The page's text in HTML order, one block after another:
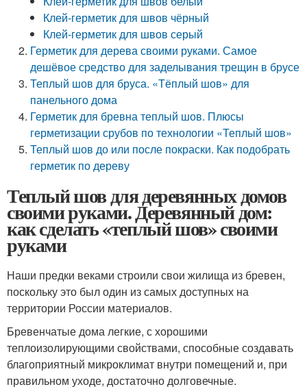
Клей-герметик для швов чёрный
Клей-герметик для швов серый
Герметик для дерева своими руками. Самое
дешёвое средство для заделывания трещин в брусе
Теплый шов для бруса. «Тёплый шов» для
панельного дома
Герметик для бревна теплый шов. Плюсы
герметизации срубов по технологии «Теплый шов»
Теплый шов до или после покраски. Как подобрать
герметик по дереву
Теплый шов для деревянных домов
своими руками. Деревянный дом:
как сделать «теплый шов» своими
руками
Наши предки веками строили свои жилища из бревен,
поскольку это был один из самых доступных на
территории России материалов.
Бревенчатые дома легкие, с хорошими
теплоизолирующими свойствами, способные создавать
благоприятный микроклимат внутри помещений и, при
правильном уходе, достаточно долговечные.